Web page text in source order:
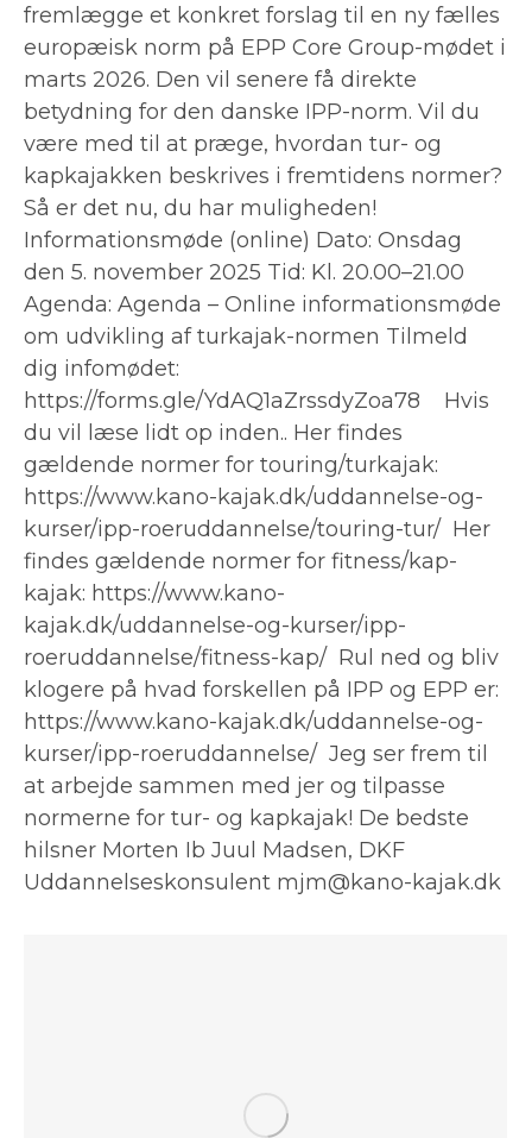
fremlægge et konkret forslag til en ny fælles
europæisk norm på EPP Core Group-mødet i
marts 2026. Den vil senere få direkte
betydning for den danske IPP-norm. Vil du
være med til at præge, hvordan tur- og
kapkajakken beskrives i fremtidens normer?
Så er det nu, du har muligheden!
Informationsmøde (online) Dato: Onsdag
den 5. november 2025 Tid: Kl. 20.00–21.00
Agenda: Agenda – Online informationsmøde
om udvikling af turkajak-normen Tilmeld
dig infomødet:
https://forms.gle/YdAQ1aZrssdyZoa78 Hvis
du vil læse lidt op inden.. Her findes
gældende normer for touring/turkajak:
https://www.kano-kajak.dk/uddannelse-og-
kurser/ipp-roeruddannelse/touring-tur/ Her
findes gældende normer for fitness/kap-
kajak: https://www.kano-
kajak.dk/uddannelse-og-kurser/ipp-
roeruddannelse/fitness-kap/ Rul ned og bliv
klogere på hvad forskellen på IPP og EPP er:
https://www.kano-kajak.dk/uddannelse-og-
kurser/ipp-roeruddannelse/ Jeg ser frem til
at arbejde sammen med jer og tilpasse
normerne for tur- og kapkajak! De bedste
hilsner Morten Ib Juul Madsen, DKF
Uddannelseskonsulent mjm@kano-kajak.dk